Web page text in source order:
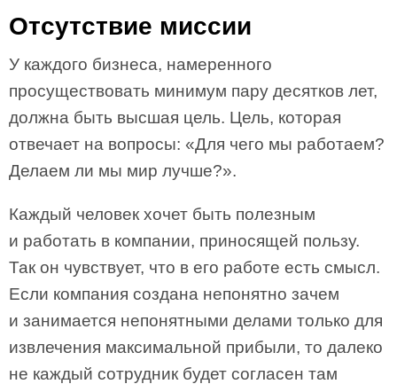
Отсутствие миссии
У каждого бизнеса, намеренного
просуществовать минимум пару десятков лет,
должна быть высшая цель. Цель, которая
отвечает на вопросы: «Для чего мы работаем?
Делаем ли мы мир лучше?».
Каждый человек хочет быть полезным
и работать в компании, приносящей пользу.
Так он чувствует, что в его работе есть смысл.
Если компания создана непонятно зачем
и занимается непонятными делами только для
извлечения максимальной прибыли, то далеко
не каждый сотрудник будет согласен там